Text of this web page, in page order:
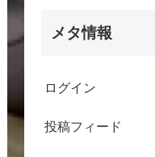
メタ情報
ログイン
投稿フィード